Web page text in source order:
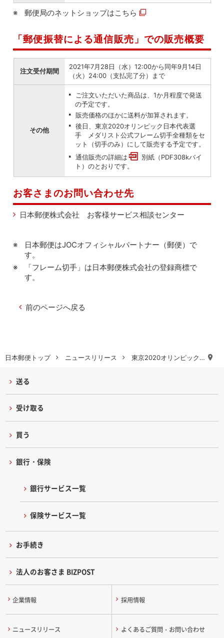
日本郵便トップ ニュースリリース 東京2020オリンピック…
郵便局のネットショップはこちら
「郵便振替による通信販売」での販売概要
注文受付期間
2021年7月28日（水）12:00から同年9月14日
（火）24:00（支払完了分）まで
その他
ご注文いただいた商品は、1か月程度で発送
の予定です。
販売価格のほかに送料が加算されます。
後日、東京2020オリンピック日本代表選
手 メダリスト公式フレーム切手全種類をセ
ット（切手のみ）にして販売する予定です。
通信販売の詳細は
別紙（PDF308kバイ
ト）のとおりです。
お客さまのお問い合わせ先
日本郵便株式会社 お客様サービス相談センター
日本郵便はJOCオフィシャルパートナー（郵便）で
す。
「フレーム切手」は日本郵便株式会社の登録商標で
す。
前のページへ戻る
送る
受け取る
買う
銀行・保険
銀行サービス一覧
保険サービス一覧
お手続き
法人のお客さま BIZPOST
企業情報 採用情報
ニュースリリース よくあるご質問・お問い合わせ